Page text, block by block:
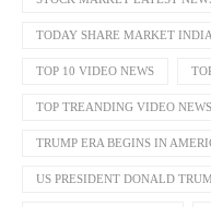
TODAY SHARE MARKET
TOP 10 VIDEO NEWS
TOP TREANDING VIDEO NEWS
TRUMP ERA BEGINS IN
US PRESIDENT DONALD